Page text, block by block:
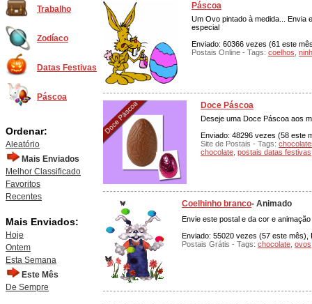
Trabalho
Zodíaco
Datas Festivas
Páscoa
Ordenar:
Aleatório
Mais Enviados
Melhor Classificado
Favoritos
Recentes
Mais Enviados:
Hoje
Ontem
Esta Semana
Este Mês
De Sempre
Páscoa
Um Ovo pintado à medida... Envia
especial
Enviado: 60366 vezes (61 este
Postais Online - Tags: coelhos
Doce Páscoa
Deseje uma Doce Páscoa aos
Enviado: 48296 vezes (58 este
Site de Postais - Tags:
chocolate postais datas festivas
Coelhinho branco- Animado
Envie este postal e da cor e
Enviado: 55020 vezes (57 este
Postais Grátis - Tags: chocolate ovos